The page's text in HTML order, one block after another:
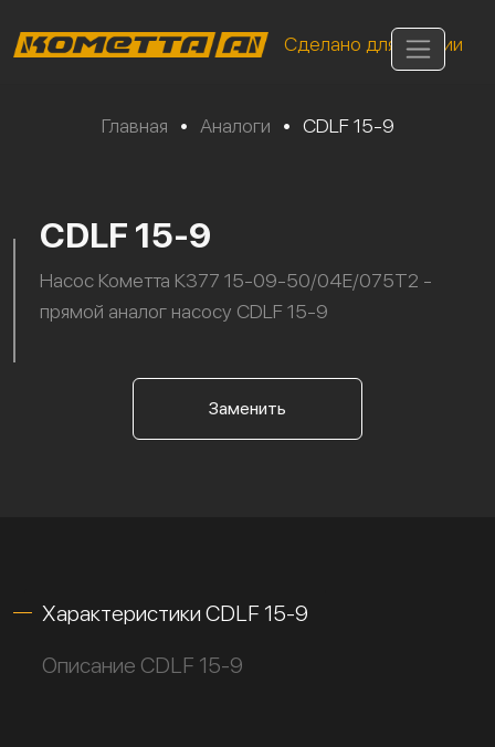
Сделано для России
Главная • Аналоги • CDLF 15-9
CDLF 15-9
Насос Кометта К377 15-09-50/04Е/075Т2 -
прямой аналог насосу CDLF 15-9
Заменить
Характеристики CDLF 15-9
Описание CDLF 15-9